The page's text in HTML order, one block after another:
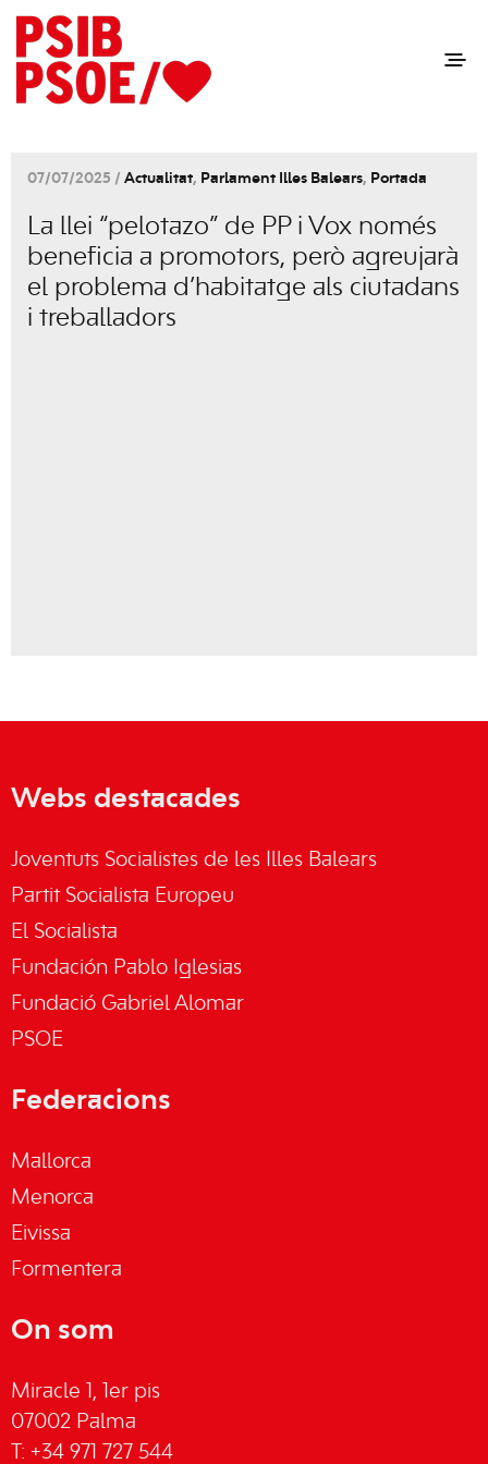
07/07/2025 / Actualitat, Parlament Illes Balears, Portada
La llei “pelotazo” de PP i Vox només
beneficia a promotors, però agreujarà
el problema d’habitatge als ciutadans
i treballadors
Webs destacades
Joventuts Socialistes de les Illes Balears
Partit Socialista Europeu
El Socialista
Fundación Pablo Iglesias
Fundació Gabriel Alomar
PSOE
Federacions
Mallorca
Menorca
Eivissa
Formentera
On som
Miracle 1, 1er pis
07002 Palma
T: +34 971 727 544